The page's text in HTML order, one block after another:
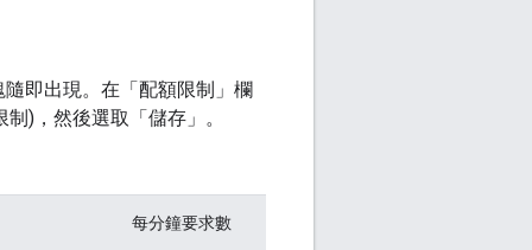
即出現。在「配額限制」 欄
)，然後選取「儲存」 。
每分鐘要求數